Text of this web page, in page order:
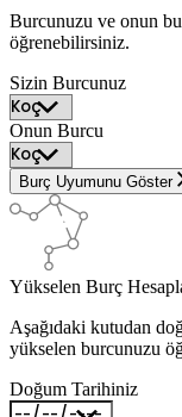
Burcunuzu ve onun
öğrenebilirsiniz.
Sizin Burcunuz
Onun Burcu
Burç Uyumunu Göster
Yükselen Burç
Aşağıdaki kutudan
yükselen burcunuzu
Doğum Tarihiniz